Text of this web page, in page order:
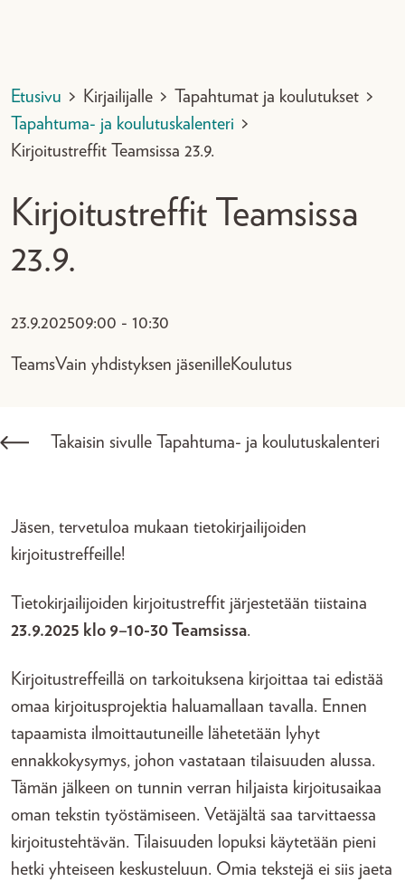
Etusivu > Kirjailijalle > Tapahtumat ja koulutukset >
Tapahtuma- ja koulutuskalenteri >
Kirjoitustreffit Teamsissa 23.9.
Kirjoitustreffit Teamsissa
23.9.
23.9.202509:00 - 10:30
TeamsVain yhdistyksen jäsenilleKoulutus
Takaisin sivulle Tapahtuma- ja koulutuskalenteri
Jäsen, tervetuloa mukaan tietokirjailijoiden
kirjoitustreffeille!
Tietokirjailijoiden kirjoitustreffit järjestetään tiistaina
23.9.2025 klo 9–10-30 Teamsissa.
Kirjoitustreffeillä on tarkoituksena kirjoittaa tai edistää
omaa kirjoitusprojektia haluamallaan tavalla. Ennen
tapaamista ilmoittautuneille lähetetään lyhyt
ennakkokysymys, johon vastataan tilaisuuden alussa.
Tämän jälkeen on tunnin verran hiljaista kirjoitusaikaa
oman tekstin työstämiseen. Vetäjältä saa tarvittaessa
kirjoitustehtävän. Tilaisuuden lopuksi käytetään pieni
hetki yhteiseen keskusteluun. Omia tekstejä ei siis jaeta